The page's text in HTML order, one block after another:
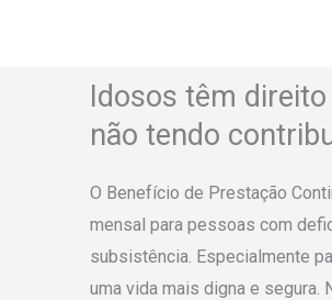
Idosos têm
não tendo
O Benefício de Prestação
mensal para pessoas com
subsistência. Especialmente
uma vida mais digna e